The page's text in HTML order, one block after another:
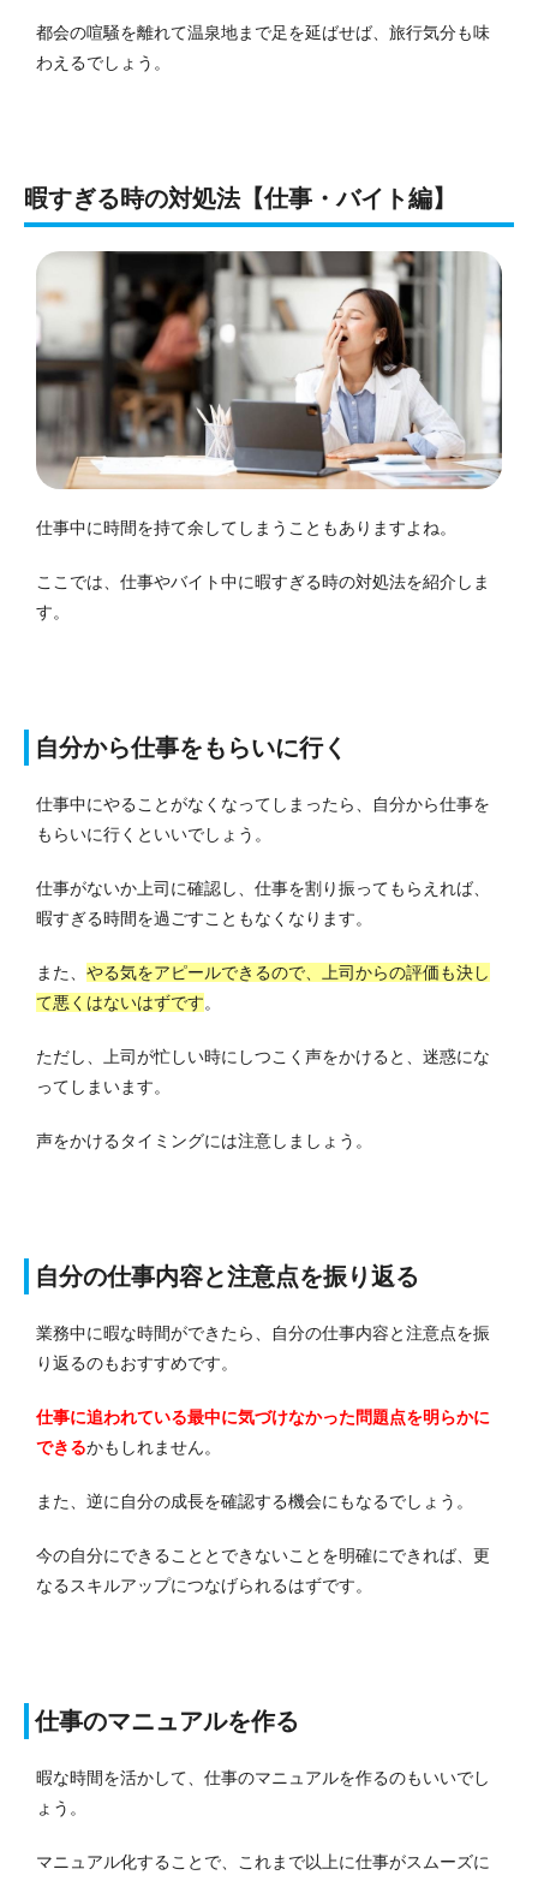
都会の喧騒を離れて温泉地まで足を延ばせば、旅行気分も味
わえるでしょう。
暇すぎる時の対処法【仕事・バイト編】
仕事中に時間を持て余してしまうこともありますよね。
ここでは、仕事やバイト中に暇すぎる時の対処法を紹介しま
す。
自分から仕事をもらいに行く
仕事中にやることがなくなってしまったら、自分から仕事を
もらいに行くといいでしょう。
仕事がないか上司に確認し、仕事を割り振ってもらえれば、
暇すぎる時間を過ごすこともなくなります。
また、 やる気をアピールできるので、上司からの評価も決し
て悪くはないはずです。
ただし、上司が忙しい時にしつこく声をかけると、迷惑にな
ってしまいます。
声をかけるタイミングには注意しましょう。
自分の仕事内容と注意点を振り返る
業務中に暇な時間ができたら、自分の仕事内容と注意点を振
り返るのもおすすめです。
仕事に追われている最中に気づけなかった問題点を明らかに
できるかもしれません。
また、逆に自分の成長を確認する機会にもなるでしょう。
今の自分にできることとできないことを明確にできれば、更
なるスキルアップにつなげられるはずです。
仕事のマニュアルを作る
暇な時間を活かして、仕事のマニュアルを作るのもいいでし
ょう。
マニュアル化することで、これまで以上に仕事がスムーズに